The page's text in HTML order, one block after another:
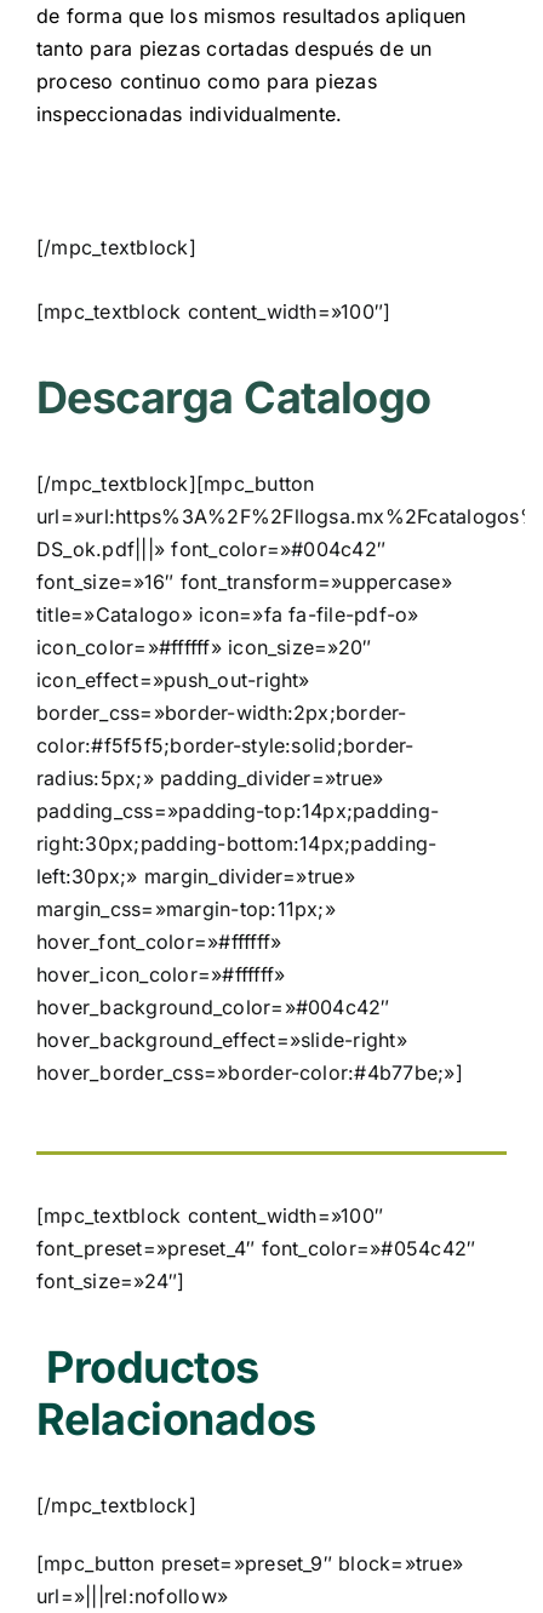
de forma que los mismos resultados apliquen
tanto para piezas cortadas después de un
proceso continuo como para piezas
inspeccionadas individualmente.
[/mpc_textblock]
[mpc_textblock content_width=»100″]
Descarga Catalogo
[/mpc_textblock][mpc_button
DS_ok.pdf|||» font_color=»#004c42″
font_size=»16″ font_transform=»uppercase»
title=»Catalogo» icon=»fa fa-file-pdf-o»
icon_color=»#ffffff» icon_size=»20″
icon_effect=»push_out-right»
border_css=»border-width:2px;border-
color:#f5f5f5;border-style:solid;border-
radius:5px;» padding_divider=»true»
padding_css=»padding-top:14px;padding-
right:30px;padding-bottom:14px;padding-
left:30px;» margin_divider=»true»
margin_css=»margin-top:11px;»
hover_font_color=»#ffffff»
hover_icon_color=»#ffffff»
hover_background_color=»#004c42″
hover_background_effect=»slide-right»
hover_border_css=»border-color:#4b77be;»]
[mpc_textblock content_width=»100″
font_preset=»preset_4″ font_color=»#054c42″
font_size=»24″]
Productos
Relacionados
[/mpc_textblock]
[mpc_button preset=»preset_9″ block=»true»
url=»|||rel:nofollow»